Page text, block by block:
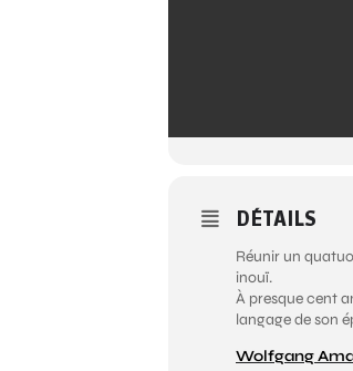
DÉTAILS
Réunir un
inouï.
À presque cent
langage de son
Wolfgang